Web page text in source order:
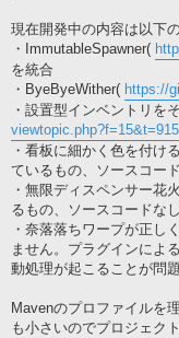
現在開発中の内容は以下
・ImmutableSpawner(
を統合
・ByeByeWither( https://
・設置型インベントリを
・看板に細かく色を付け
ているもの、ソースコー
・無限ディスペンサー花
るもの、ソースコードな
・奈落落ちワープが正し
ません。プラグインによ
動処理が起こることが問
Mavenのプロファイルを
も小さいのでプロジェク